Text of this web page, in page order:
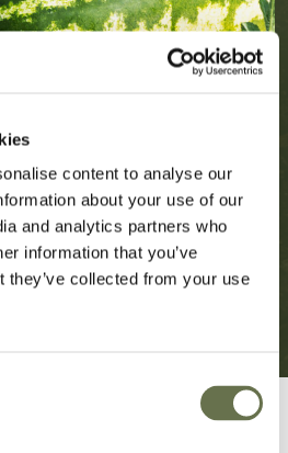
content to analyse our
about your use of our
and analytics partners who
information that you’ve
they’ve collected from your use